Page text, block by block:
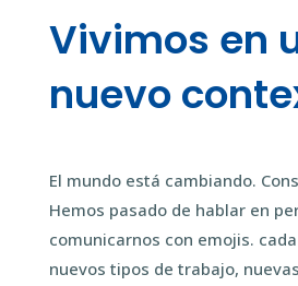
Vivimos en
nuevo
El mundo está cambiando.
Hemos pasado de hablar en
comunicarnos con emojis.
nuevos tipos de trabajo,